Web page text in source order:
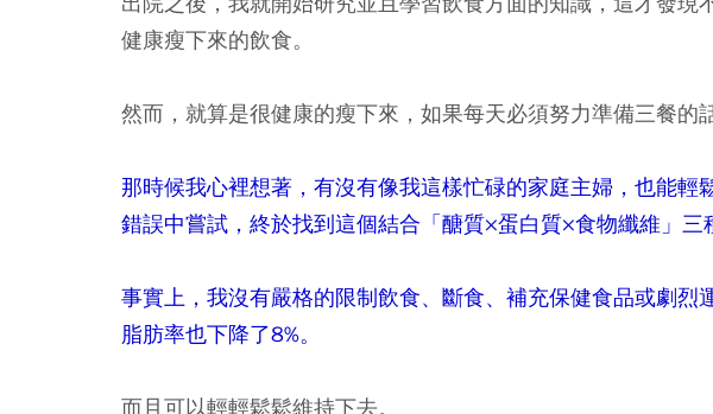
健康瘦下來的飲食。
然而，就算是很健康的瘦下來，如果每天必須努力準備三餐的
那時候我心裡想著，有沒有像我這樣忙碌的家庭主婦，也能
錯誤中嘗試，終於找到這個結合「醣質×蛋白質×食物纖維」三
事實上，我沒有嚴格的限制飲食、斷食、補充保健食品或劇烈
脂肪率也下降了8%。
而且可以輕輕鬆鬆維持下去。